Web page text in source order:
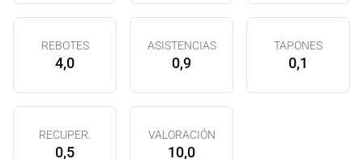
REBOTES
4,0
ASISTENCIAS
0,9
TAPONES
0,1
RECUPER.
0,5
VALORACIÓN
10,0